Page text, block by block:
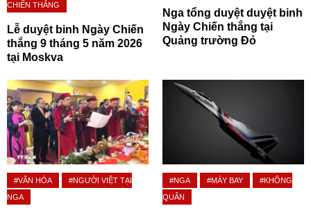
CHIẾN THẮNG
Lễ duyệt binh Ngày Chiến
thắng 9 tháng 5 năm 2026
tại Moskva
Nga tổng duyệt duyệt binh
Ngày Chiến thắng tại
Quảng trường Đỏ
#VĂN HÓA
#NGƯỜI VIỆT TẠI
NGA
#NGA #MÁY BAY
#KHÔNG
QUÂN